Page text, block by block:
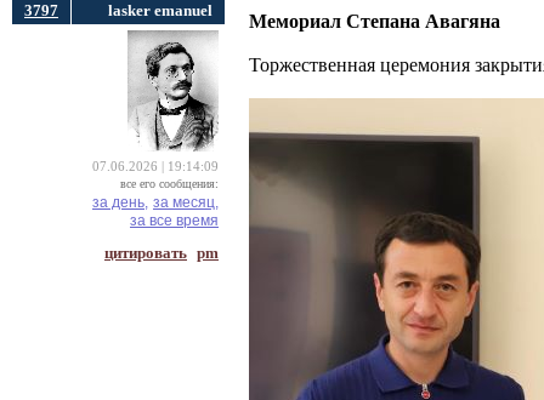
3797 lasker emanuel
07.06.2026 | 19:14:09
все его сообщения:
за день, за месяц,
за все время
цитировать pm
Мемориал Степана Авагяна
Торжественная церемония